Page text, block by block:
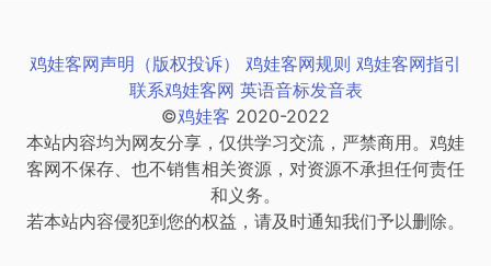
鸡娃客网声明（版权投诉） 鸡娃客网规则 鸡娃客网指引
联系鸡娃客网 英语音标发音表
©鸡娃客 2020-2022
本站内容均为网友分享，仅供学习交流，严禁商用。鸡娃
客网不保存、也不销售相关资源，对资源不承担任何责任
和义务。
若本站内容侵犯到您的权益，请及时通知我们予以删除。